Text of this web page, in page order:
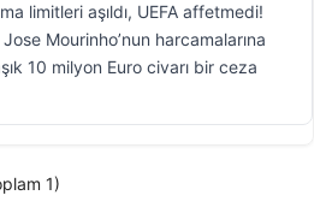
limitleri aşıldı, UEFA affetmedi!
Mourinho’nun harcamalarına
10 milyon Euro civarı bir ceza
1)